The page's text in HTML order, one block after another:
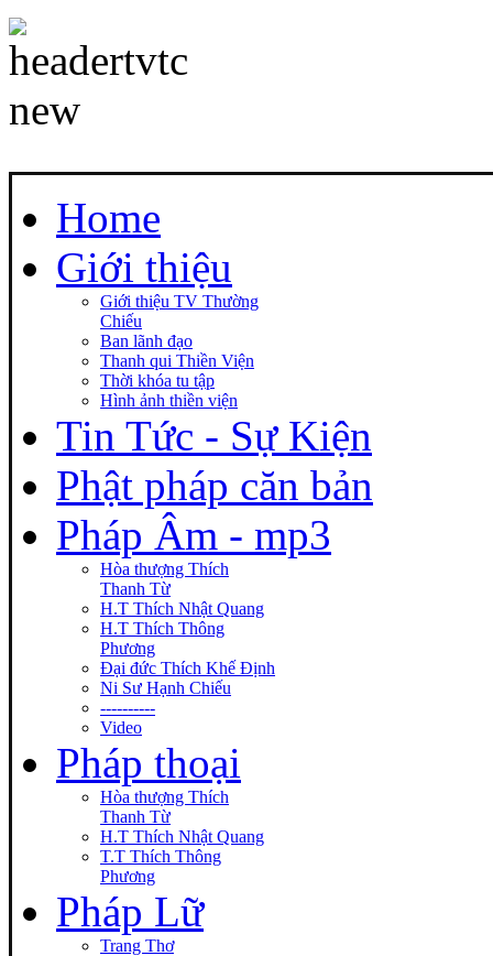
Home
Giới thiệu
Giới thiệu TV Thường
Chiếu
Ban lãnh đạo
Thanh qui Thiền Viện
Thời khóa tu tập
Hình ảnh thiền viện
Tin Tức - Sự Kiện
Phật pháp căn bản
Pháp Âm - mp3
Hòa thượng Thích
Thanh Từ
H.T Thích Nhật Quang
H.T Thích Thông
Phương
Đại đức Thích Khế Định
Ni Sư Hạnh Chiếu
----------
Video
Pháp thoại
Hòa thượng Thích
Thanh Từ
H.T Thích Nhật Quang
T.T Thích Thông
Phương
Pháp Lữ
Trang Thơ